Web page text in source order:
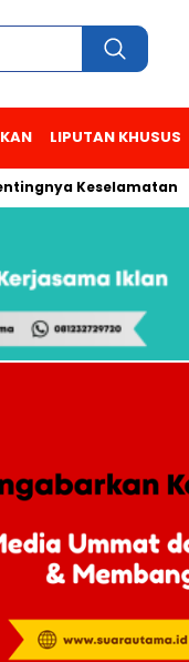
LIPUTAN KHUSUS
Keselamatan